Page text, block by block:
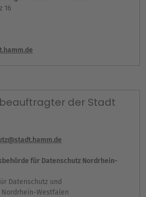
16
der Stadt
für Datenschutz Nordrhein-
Datenschutz und
Westfalen